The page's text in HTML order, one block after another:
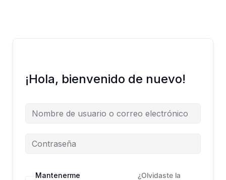
¡Hola, bienvenido de nuevo!
Mantenerme
¿Olvidaste la